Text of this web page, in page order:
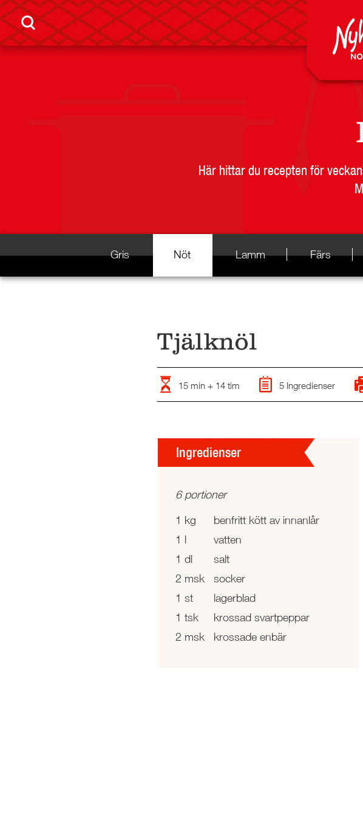
Här hittar du recepten för
Gris Nöt Lamm Färs
Tjälknöl
15 min + 14 tim 5 Ingredienser
Ingredienser
6 portioner
1 kg
benfritt kött av innanlår
1 l
vatten
1 dl
salt
2 msk
socker
1 st
lagerblad
1 tsk
krossad svartpeppar
2 msk
krossade enbär